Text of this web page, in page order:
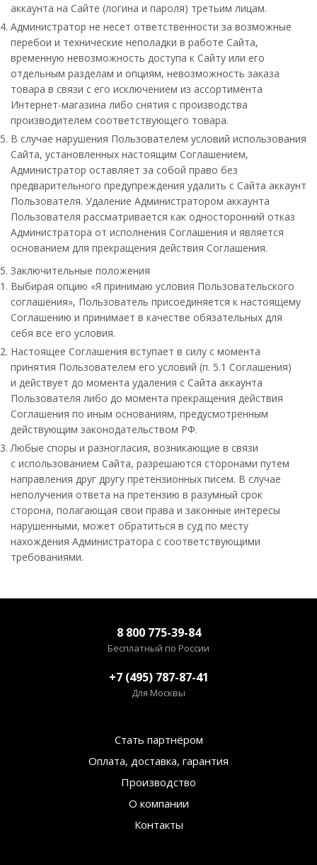
аккаунта на Сайте (логина и пароля) третьим лицам.
Администратор не несет ответственности за возможные
перебои и технические неполадки в работе Сайта,
временную невозможность доступа к Сайту или его
отдельным разделам и опциям, невозможность заказа
товара в связи с его исключением из ассортимента
Интернет-магазина либо снятия с производства
производителем соответствующего товара.
В случае нарушения Пользователем условий использования
Сайта, установленных настоящим Соглашением,
Администратор оставляет за собой право без
предварительного предупреждения удалить с Сайта аккаунт
Пользователя. Удаление Администратором аккаунта
Пользователя рассматривается как односторонний отказ
Администратора от исполнения Соглашения и является
основанием для прекращения действия Соглашения.
Заключительные положения
Выбирая опцию «Я принимаю условия Пользовательского
соглашения», Пользователь присоединяется к настоящему
Соглашению и принимает в качестве обязательных для
себя все его условия.
Настоящее Соглашения вступает в силу с момента
принятия Пользователем его условий (п. 5.1 Соглашения)
и действует до момента удаления с Сайта аккаунта
Пользователя либо до момента прекращения действия
Соглашения по иным основаниям, предусмотренным
действующим законодательством РФ.
Любые споры и разногласия, возникающие в связи
с использованием Сайта, разрешаются сторонами путем
направления друг другу претензионных писем. В случае
неполучения ответа на претензию в разумный срок
сторона, полагающая свои права и законные интересы
нарушенными, может обратиться в суд по месту
нахождения Администратора с соответствующими
требованиями.
8 800 775-39-84
Бесплатный по России
+7 (495) 787-87-41
Для Москвы
Стать партнёром
Оплата, доставка, гарантия
Производство
О компании
Контакты